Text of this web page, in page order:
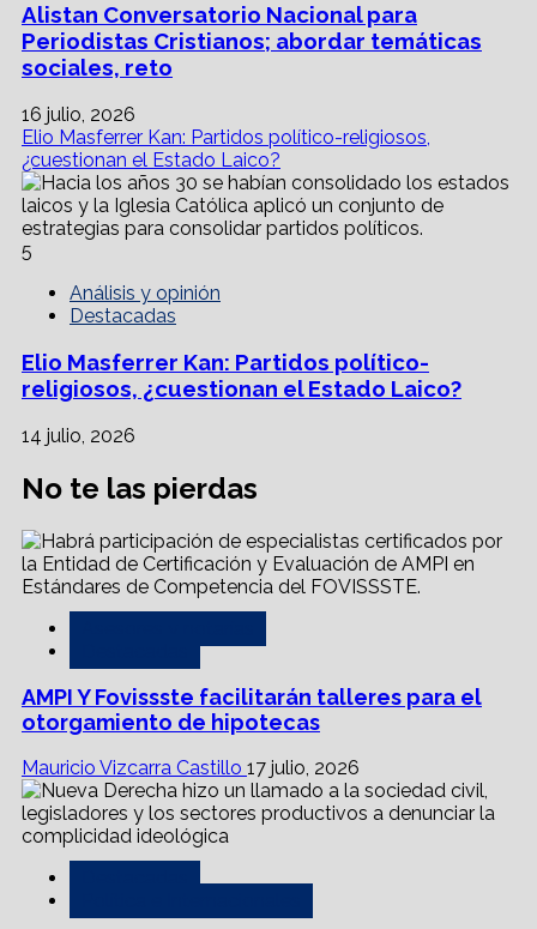
Alistan Conversatorio Nacional para
Periodistas Cristianos; abordar temáticas
sociales, reto
16 julio, 2026
Elio Masferrer Kan: Partidos político-religiosos,
¿cuestionan el Estado Laico?
5
Análisis y opinión
Destacadas
Elio Masferrer Kan: Partidos político-
religiosos, ¿cuestionan el Estado Laico?
14 julio, 2026
No te las pierdas
AMPI Y Fovissste facilitarán talleres para el
otorgamiento de hipotecas
Mauricio Vizcarra Castillo 17 julio, 2026